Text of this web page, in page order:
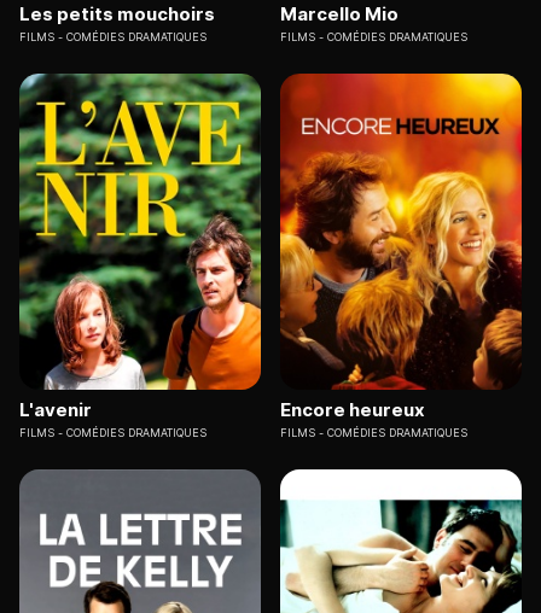
Les petits mouchoirs
FILMS COMÉDIES DRAMATIQUES
Marcello Mio
FILMS COMÉDIES DRAMATIQUES
L'avenir
FILMS COMÉDIES DRAMATIQUES
Encore heureux
FILMS COMÉDIES DRAMATIQUES